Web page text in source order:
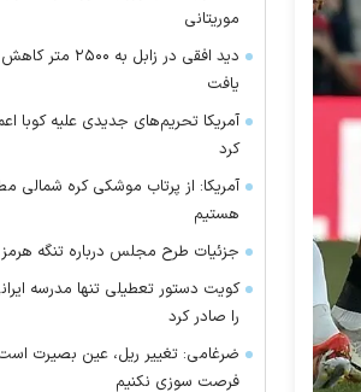
موریتانی
دید افقی در زابل به ۲۵۰۰ متر کاهش
یافت
آمریکا تحریم‌های جدیدی علیه کوبا
کرد
آمریکا: از پرتاب موشکی کره شمالی
هستیم
جزئیات طرح مجلس درباره تنگه هرمز
کویت دستور تعطیلی تنها مدرسه
را صادر کرد
ضرغامی: تغییر ریل، عین بصیرت
فرصت سوزی نکنیم